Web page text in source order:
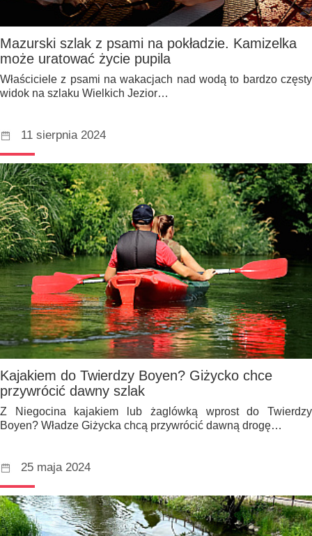
Mazurski szlak z psami na pokładzie. Kamizelka
może uratować życie pupila
Właściciele z psami na wakacjach nad wodą to bardzo częsty
widok na szlaku Wielkich Jezior…
11 sierpnia 2024
Kajakiem do Twierdzy Boyen? Giżycko chce
przywrócić dawny szlak
Z Niegocina kajakiem lub żaglówką wprost do Twierdzy
Boyen? Władze Giżycka chcą przywrócić dawną drogę…
25 maja 2024